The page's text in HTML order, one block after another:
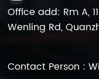
électrique portable,
Office add: Rm A,
Wenling Rd,
Contact Person :